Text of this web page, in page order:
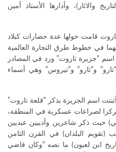
والاثار)، وأدارها الأستاذ أمين
قامت حولها عدة حضارات كبلاد
في خطوط طرق التجارة العالمية
اسم “جزيرة تاروت” ورد في المصادر
و”ثارو” و”تيروس” وهي أسماء
اسم الجزيرة بذكر “قلعة تاروت”
مركزا لصراعات عسكرية في المنطقة،
حيث ذكر شاعرين وأديبين عبديين
(تقويم البلدان) في القرن الثامن
ابن لعبون) ما نصه “وكان قاضي